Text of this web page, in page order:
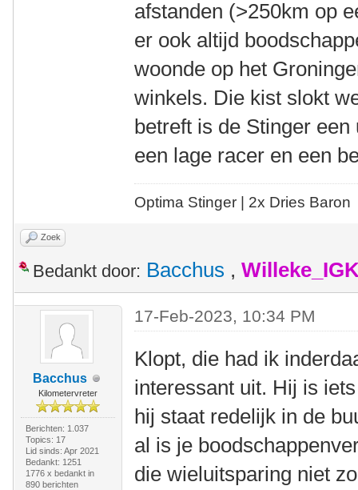
afstanden (>250km op
er ook altijd
woonde op het
winkels. Die kist slokt
betreft is de Stinger
een lage racer en een
Optima Stinger | 2x Dries Baron
Zoek
Bedankt door: Bacchus ,
Bacchus
Kilometervreter
Berichten: 1.037
Topics: 17
Lid sinds: Apr 2021
Bedankt: 1251
1776 x bedankt in
890 berichten
17-Feb-2023, 10:34 PM
Klopt, die had ik
interessant uit. Hij is
hij staat redelijk in de
al is je
die wieluitsparing niet